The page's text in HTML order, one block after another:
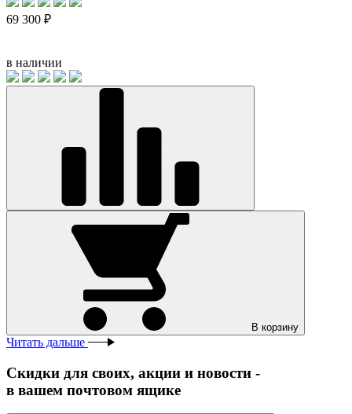
69 300 ₽
в наличии
В корзину
Читать дальше
Скидки для своих, акции и новости -
в вашем почтовом ящике